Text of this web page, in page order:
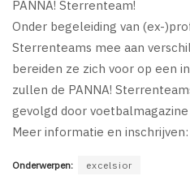
PANNA! Sterrenteam!
Onder begeleiding van (ex-
Sterrenteams mee aan
bereiden ze zich voor op een
zullen de PANNA!
gevolgd door voetbalmagazine
Meer informatie en
Onderwerpen: excelsior